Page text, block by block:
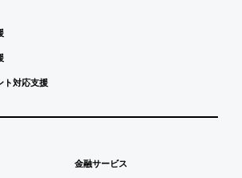
ト対応支援
金融サービス